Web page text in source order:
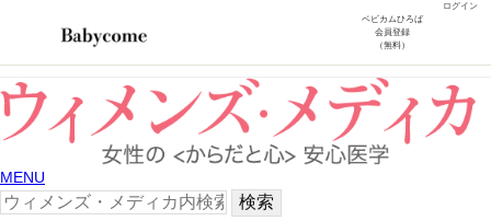
ログイン
ベビカムひろば
会員登録
（無料）
MENU